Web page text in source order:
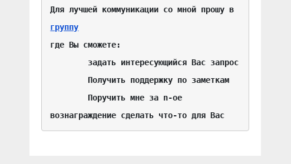
группу
где Вы сможете:
вознаграждение сделать что-то для Вас